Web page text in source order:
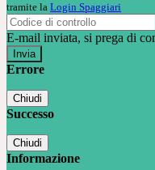
tramite la Login Spaggiari
E-mail inviata, si prega di
Errore
Chiudi
Successo
Chiudi
Informazione